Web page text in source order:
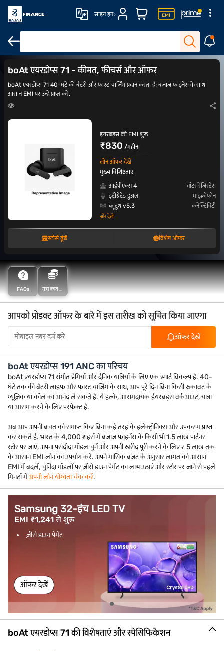
साइन इन
वॉटरप्रूफ इयरबड्स स्पोर्ट्स इयरबड्स इयरबड्स और हेडफोन पर ऑफर
boAt एयरडोप्स 71 - कीमत, फीचर्स और ऑफर
boAt एयरडोप्स 71 40-घंटे की बैटरी और फास्ट चार्जिंग प्रदान करता है; बजाज फाइनेंस के साथ
आसान EMI पर उन्हें प्राप्त करें.
इयरबड्स की EMI शुरू
₹830 /महीना
लोन ऑफर देखें
मुख्य विशिष्टताएं
आईपीएक्स 4
वॉटर रेजिस्टेंस
इंटीग्रेटेड डुअल
माइक्रोफोन
ब्लूटूथ v5.3
कनेक्टिविटी
और देखें
स्टोर्स ढूंढें विशेष ऑफर
FAQs
महा बचत के
साथ अधिक
आपको प्रोडक्ट ऑफर के बारे में इस तारीख को सूचित किया जाएगा
ऑफर देखें
boAt एयरडोप्स 191 ANC का परिचय
boAt एयरडोप्स 71 संगीत प्रेमियों और दैनिक यात्रियों के लिए एक स्मार्ट विकल्प है. 40-
घंटे तक की बैटरी लाइफ और फास्ट चार्जिंग के साथ, आप पूरे दिन बिना किसी रुकावट के
म्यूज़िक या कॉल का आनंद ले सकते हैं. ये हल्के, आरामदायक ईयरबड्स वर्कआउट, यात्रा
या आराम करने के लिए परफेक्ट हैं.
अब आप अपनी बचत को समाप्त किए बिना कई तरह के इलेक्ट्रॉनिक्स और उपकरण प्राप्त
कर सकते हैं. भारत के 4,000 शहरों में बजाज फाइनेंस के किसी भी 1.5 लाख पार्टनर
स्टोर पर जाएं, अपना पसंदीदा मॉडल चुनें और अपनी खरीद पूरी करने के लिए ₹ 5 लाख तक
के आसान EMI लोन का उपयोग करें. अपने मासिक बजट के अनुसार लागत को आसान
EMI में बदलें, चुनिंदा मॉडलों पर ज़ीरो डाउन पेमेंट का लाभ उठाएं और स्टोर पर जाने से पहले
मिनटों मेंअपनी लोन योग्यता चेक करें.
Samsung 32-इंच LED TV
EMI ₹1,241 से शुरू
ज़ीरो डाउन पेमेंट
ऑफर देखें
boAt एयरडोप्स 71 की विशेषताएं और स्पेसिफिकेशन